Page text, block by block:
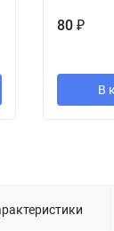
80 ₽
В